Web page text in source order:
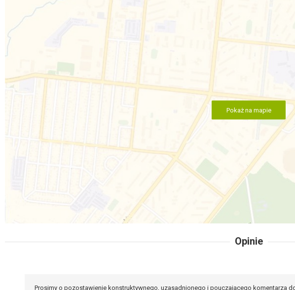
Pokaż na mapie
Opinie
Prosimy o pozostawienie konstruktywnego, uzasadnionego i pouczającego komentarza